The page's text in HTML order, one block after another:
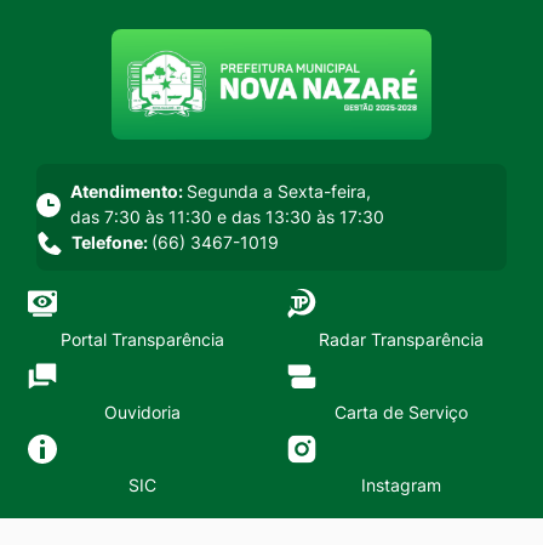
Seção do menu principal
Atendimento: Segunda a Sexta-feira,
das 7:30 às 11:30 e das 13:30 às 17:30
Telefone: (66) 3467-1019
Portal Transparência Radar Transparência
Ouvidoria Carta de Serviço
SIC Instagram